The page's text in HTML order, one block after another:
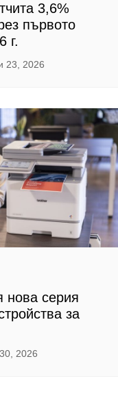
3,6%
първото
г.
23, 2026
нова серия
за
2026